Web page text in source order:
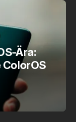
Ära:
ColorOS